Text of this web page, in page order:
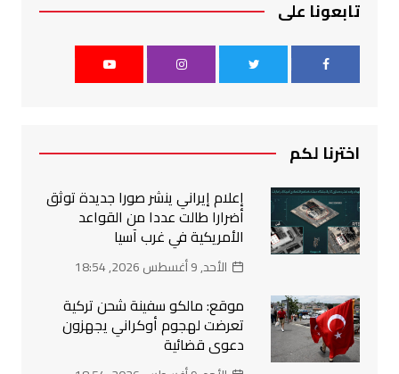
تابعونا على
اخترنا لكم
إعلام إيراني ينشر صورا جديدة توثق
أضرارا طالت عددا من القواعد
الأمريكية في غرب آسيا
الأحد, 9 أغسطس 2026, 18:54
موقع: مالكو سفينة شحن تركية
تعرضت لهجوم أوكراني يجهزون
دعوى قضائية